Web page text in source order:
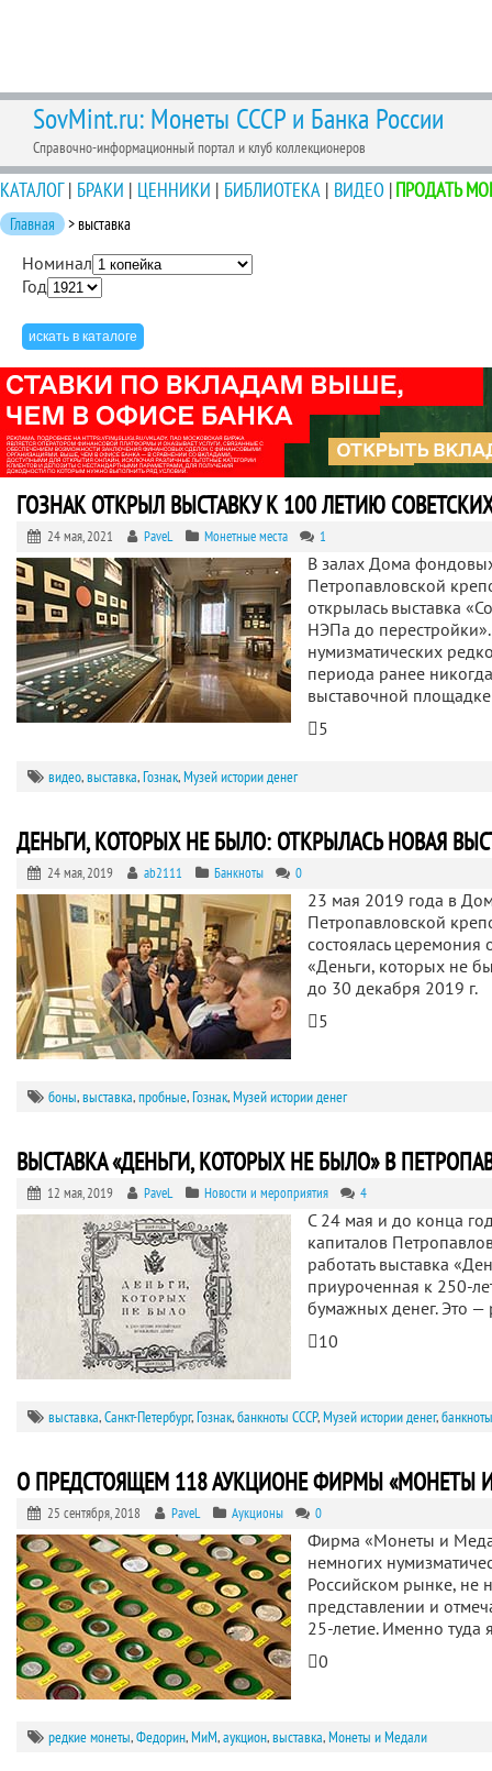
SovMint.ru: Монеты СССР и Банка России
Справочно-информационный портал и клуб коллекционеров
КАТАЛОГ| БРАКИ | ЦЕННИКИ | БИБЛИОТЕКА | ВИДЕО |ПРОДАТЬ
Главная > выставка
Номинал
Год
ГОЗНАК ОТКРЫЛ ВЫСТАВКУ К 100 ЛЕТИЮ
24 мая, 2021 PaveL Монетные места 1
В залах Дома
Петропавловской
открылась выставка
НЭПа до
нумизматических
периода ранее
выставочной
5
видео,выставка,Гознак,Музей истории денег
ДЕНЬГИ, КОТОРЫХ НЕ БЫЛО: ОТКРЫЛАСЬ НОВАЯ
24 мая, 2019 ab2111 Банкноты 0
23 мая 2019 года в
Петропавловской
состоялась церемония
«Деньги, которых не
до 30 декабря 2019 г.
5
боны,выставка,пробные,Гознак,Музей истории денег
ВЫСТАВКА «ДЕНЬГИ, КОТОРЫХ НЕ БЫЛО» В
12 мая, 2019 PaveL Новости и мероприятия 4
С 24 мая и до конца
капиталов
работать выставка
приуроченная к 250-
бумажных денег. Это —
10
выставка,Санкт-Петербург,Гознак,банкноты СССР,Музей истории денег,банкноты
О ПРЕДСТОЯЩЕМ 118 АУКЦИОНЕ ФИРМЫ «МОНЕТЫ
25 сентября, 2018 PaveL Аукционы 0
Фирма «Монеты и
немногих
Российском рынке, не
представлении и
25-летие. Именно туда
0
редкие монеты,Федорин,МиМ,аукцион,выставка,Монеты и Медали